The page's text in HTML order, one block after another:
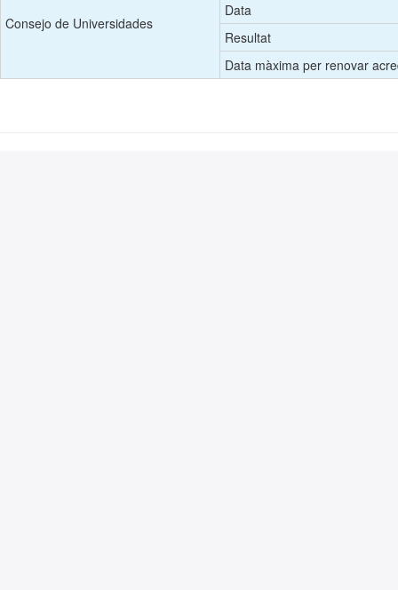
Consejo de Universidades
Data
Resultat
Data màxima per renovar